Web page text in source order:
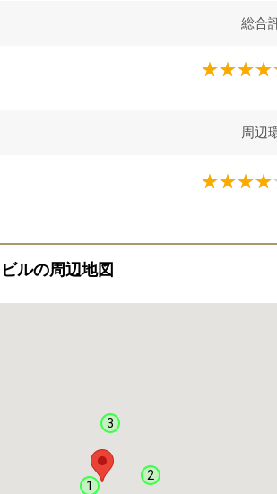
総合
周辺
ルの周辺地図
1
2
3